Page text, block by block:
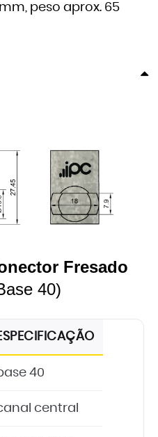
peso aprox. 65
Fresado
40)
40
central